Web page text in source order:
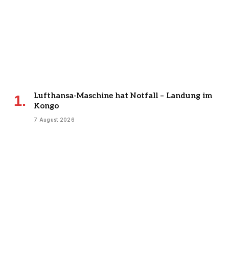
Lufthansa-Maschine hat Notfall – Landung im
Kongo
7 August 2026